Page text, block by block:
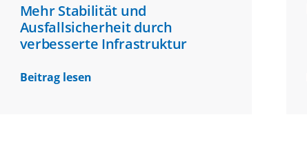
Mehr Stabilität und
Ausfallsicherheit durch
verbesserte Infrastruktur
Beitrag lesen